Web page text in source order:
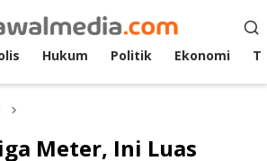
Hukum Politik Ekonomi
Meter, Ini Luas